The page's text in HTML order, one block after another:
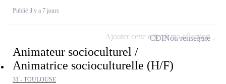
Publié il y a 7 jours
Animateur socioculturel /
Animatrice socioculturelle (H/F)
31 - TOULOUSE
CDINon renseigné
Ajouter cette offre à ma sélection